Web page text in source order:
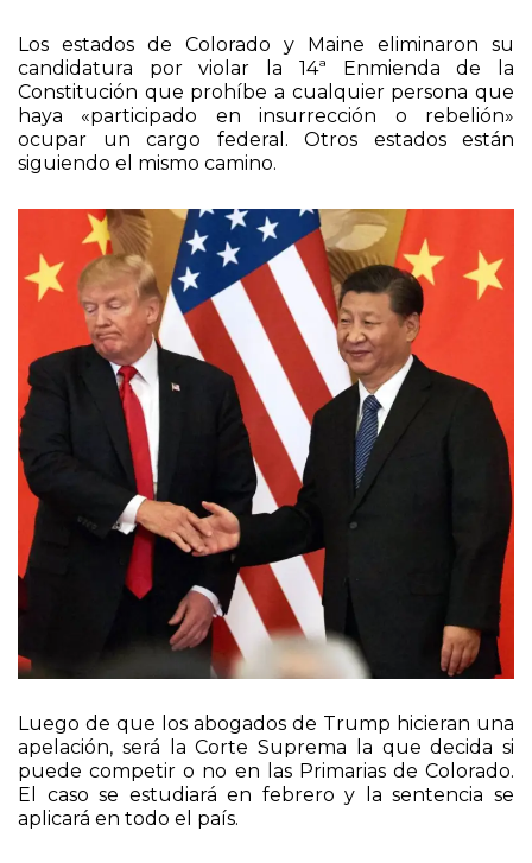
Los estados de Colorado y Maine eliminaron su
candidatura por violar la 14ª Enmienda de la
Constitución que prohíbe a cualquier persona que
haya «participado en insurrección o rebelión»
ocupar un cargo federal. Otros estados están
siguiendo el mismo camino.
Luego de que los abogados de Trump hicieran una
apelación, será la Corte Suprema la que decida si
puede competir o no en las Primarias de Colorado.
El caso se estudiará en febrero y la sentencia se
aplicará en todo el país.